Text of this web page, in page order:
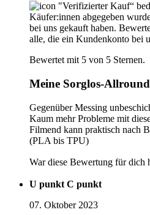
"Verifizierter Kauf“
Käufer:innen abgegeben
bei uns gekauft haben.
alle, die ein Kundenkonto bei
Bewertet mit 5 von 5 Sternen.
Meine Sorglos-
Gegenüber Messing
Kaum mehr Probleme mit
Filmend kann praktisch nach
(PLA bis TPU)
War diese Bewertung für dich
U punkt C punkt
07. Oktober 2023